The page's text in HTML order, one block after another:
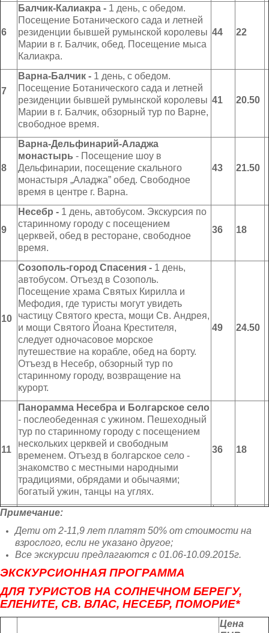
6
Балчик-Калиакра - 1 день, с обедом.
Посещение Ботанического сада и летней
резиденции бывшей румынской королевы
Марии в г. Балчик, обед. Посещение мыса
Калиакра.
44 22
7
Варна-Балчик - 1 день, с обедом.
Посещение Ботанического сада и летней
резиденции бывшей румынской королевы
Марии в г. Балчик, обзорный тур по Варне,
свободное время.
41 20.50
8
Варна-Дельфинарий-Аладжа
монастырь - Посещение шоу в
Дельфинарии, посещение скального
монастыря „Аладжа” обед. Свободное
время в центре г. Варна.
43 21.50
9
Несебр - 1 день, автобусом. Экскурсия по
старинному городу с посещением
церквей, обед в ресторане, свободное
время.
36 18
10
Созополь-город Спасения - 1 день,
автобусом. Отъезд в Созополь.
Посещение храма Святых Кирилла и
Мефодия, где туристы могут увидеть
частицу Святого креста, мощи Св. Андрея,
и мощи Святого Йоана Крестителя,
следует одночасовое морское
путешествие на корабле, обед на борту.
Отъезд в Несебр, обзорный тур по
старинному городу, возвращение на
курорт.
49 24.50
11
Панорамма Несебра и Болгарское село
- послеобеденная с ужином. Пешеходный
тур по старинному городу с посещением
нескольких церквей и свободным
временем. Отъезд в болгарское село -
знакомство с местными народными
традициями, обрядами и обычаями;
богатый ужин, танцы на углях.
36 18
Примечание:
Дети от 2-11,9 лет платят 50% от стоимости на
взрослого, если не указано другое;
Все экскурсии предлагаются с 01.06-10.09.2015г.
ЭКСКУРСИОННАЯ ПРОГРАММА
ДЛЯ ТУРИСТОВ НА СОЛНЕЧНОМ БЕРЕГУ,
ЕЛЕНИТЕ, СВ. ВЛАС, НЕСЕБР, ПОМОРИЕ*
Цена